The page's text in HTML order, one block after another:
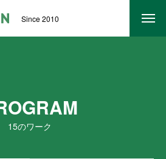
Since 2010
15のワーク